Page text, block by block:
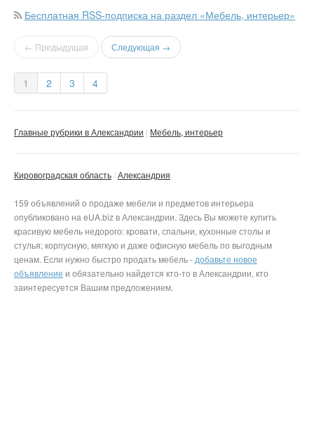
Бесплатная RSS-подписка на раздел «Мебель, интерьер»
← Предыдущая Следующая →
1 2 3 4
Главные рубрики в Александрии Мебель, интерьер
Кировоградская область Александрия
159 объявлений о продаже мебели и предметов интерьера
опубликовано на eUA.biz в Александрии. Здесь Вы можете купить
красивую мебель недорого: кровати, спальни, кухонные столы и
стулья; корпусную, мягкую и даже офисную мебель по выгодным
ценам. Если нужно быстро продать мебель - добавьте новое
объявление и обязательно найдется кто-то в Александрии, кто
заинтересуется Вашим предложением.